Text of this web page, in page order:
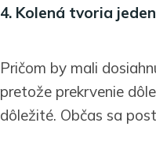
4. Kolená tvoria
Pričom by mali
pretože prekrvenie
dôležité. Občas sa